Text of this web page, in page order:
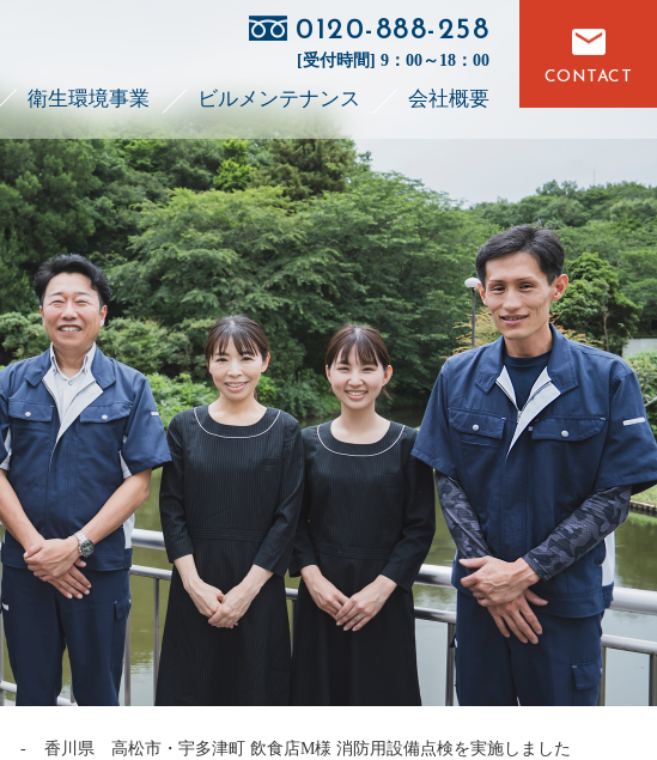
0120-888-258
[受付時間] 9：00～18：00
衛生環境事業 ビルメンテナンス 会社概要
CONTACT
香川県 高松市・宇多津町 飲食店M様 消防用設備点検を実施しました